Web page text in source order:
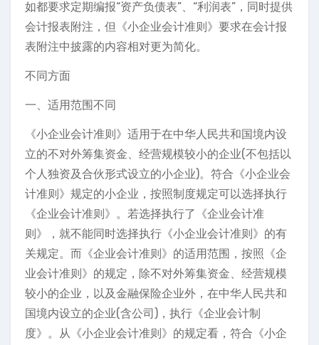
如都要求定期编报“资产负债表”、“利润表”，同时提供
会计报表附注，但《小企业会计准则》要求在会计报
表附注中披露的内容相对更为简化。
不同方面
一、适用范围不同
《小企业会计准则》适用于在中华人民共和国境内设
立的不对外筹集资金、经营规模较小的企业(不包括以
个人独资及合伙形式设立的小企业)。符合《小企业会
计准则》规定的小企业，按照制度规定可以选择执行
《企业会计准则》。若选择执行了《企业会计准
则》，就不能同时选择执行《小企业会计准则》的有
关规定。而《企业会计准则》的适用范围，按照《企
业会计准则》的规定，除不对外筹集资金、经营规模
较小的企业，以及金融保险企业外，在中华人民共和
国境内设立的企业(含公司)，执行《企业会计制
度》。从《小企业会计准则》的规定看，符合《小企